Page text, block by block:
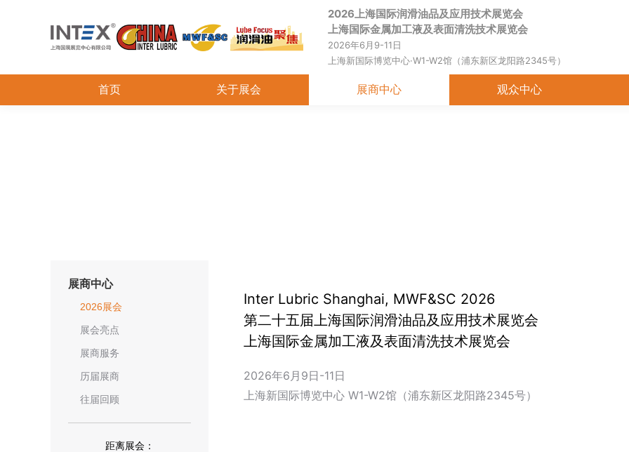
2026上海国际润滑油品及应用技术展览会
上海国际金属加工液及表面清洗技术展览会
2026年6月9-11日
上海新国际博览中心·W1-W2馆（浦东新区龙阳路2345号）
首页 关于展会 展商中心 观众中心
Inter Lubric Shanghai, MWF&SC 2026
第二十五届上海国际润滑油品及应用技术展览会
上海国际金属加工液及表面清洗技术展览会
2026年6月9日-11日
上海新国际博览中心 W1-W2馆（浦东新区龙阳路2345号）
展商中心
2026展会
展会亮点
展商服务
历届展商
往届回顾
距离展会：
首页 关于展会 展商中心